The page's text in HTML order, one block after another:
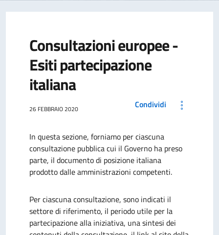
Consultazioni europee -
Esiti partecipazione
italiana
26 FEBBRAIO 2020 Condividi
In questa sezione, forniamo per ciascuna
consultazione pubblica cui il Governo ha preso
parte, il documento di posizione italiana
prodotto dalle amministrazioni competenti.
Per ciascuna consultazione, sono indicati il
settore di riferimento, il periodo utile per la
partecipazione alla iniziativa, una sintesi dei